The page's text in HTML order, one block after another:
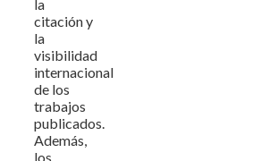
la
citación y
la
visibilidad
internacional
de los
trabajos
publicados.
Además,
los